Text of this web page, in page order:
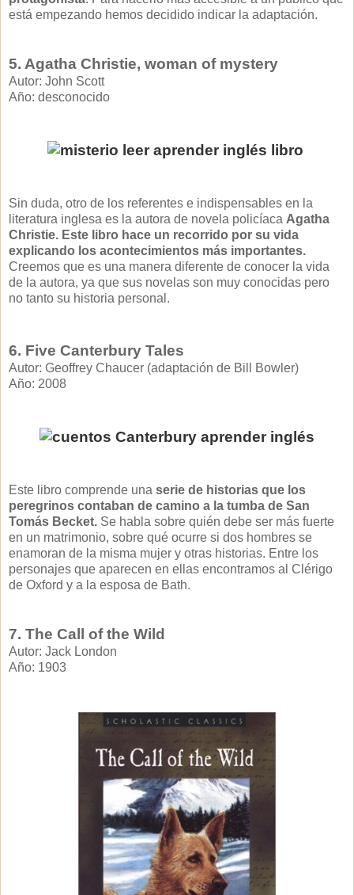
está empezando hemos decidido indicar la adaptación.
5. Agatha Christie, woman of mystery
Autor: John Scott
Año: desconocido
Sin duda, otro de los referentes e indispensables en la
literatura inglesa es la autora de novela policíaca Agatha
Christie. Este libro hace un recorrido por su vida
explicando los acontecimientos más importantes.
Creemos que es una manera diferente de conocer la vida
de la autora, ya que sus novelas son muy conocidas pero
no tanto su historia personal.
6. Five Canterbury Tales
Autor: Geoffrey Chaucer (adaptación de Bill Bowler)
Año: 2008
Este libro comprende unaserie de historias que los
peregrinos contaban de camino a la tumba de San
Tomás Becket. Se habla sobre quién debe ser más fuerte
en un matrimonio, sobre qué ocurre si dos hombres se
enamoran de la misma mujer y otras historias. Entre los
personajes que aparecen en ellas encontramos al Clérigo
de Oxford y a la esposa de Bath.
7. The Call of the Wild
Autor: Jack London
Año: 1903